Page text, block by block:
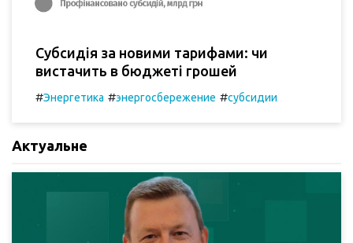
Субсидія за новими тарифами: чи
вистачить в бюджеті грошей
#Энергетика #энергосбережение #субсидии
Актуальне